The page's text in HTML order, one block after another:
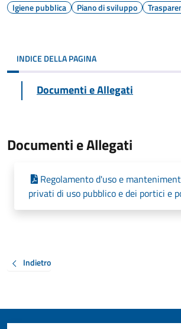
Igiene pubblica Piano di sviluppo
INDICE DELLA PAGINA
Documenti e Allegati
Documenti e Allegati
Regolamento d'uso e
privati di uso pubblico e dei portici e
Indietro